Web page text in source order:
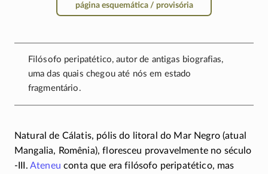
página esquemática / provisória
Filósofo peripatético, autor de antigas biografias,
uma das quais chegou até nós em estado
fragmentário.
Natural de Cálatis, pólis do litoral do Mar Negro (atual
Mangalia, Romênia), floresceu provavelmente no século
-III. Ateneu conta que era filósofo peripatético, mas